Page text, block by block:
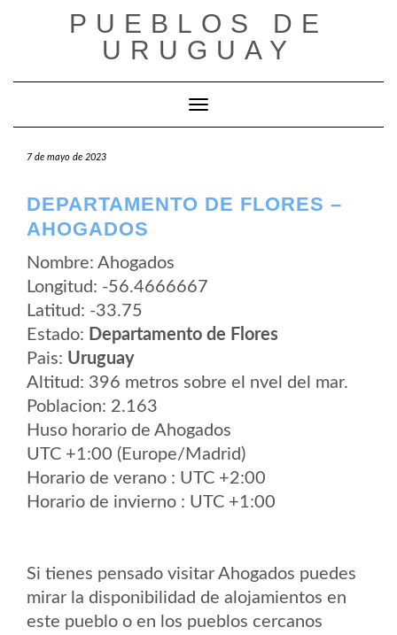
PUEBLOS DE
URUGUAY
Cambiar modo de navegación
7 de mayo de 2023
DEPARTAMENTO DE FLORES –
AHOGADOS
Nombre: Ahogados
Longitud: -56.4666667
Latitud: -33.75
Estado: Departamento de Flores
Pais: Uruguay
Altitud: 396 metros sobre el nvel del mar.
Poblacion: 2.163
Huso horario de Ahogados
UTC +1:00 (Europe/Madrid)
Horario de verano : UTC +2:00
Horario de invierno : UTC +1:00
Si tienes pensado visitar Ahogados puedes
mirar la disponibilidad de alojamientos en
este pueblo o en los pueblos cercanos